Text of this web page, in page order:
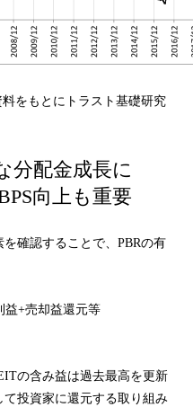
をもとにトラスト基礎研究
分配金成長に
向上も重要
確認することで、PBRの有
益+売却益還元等
の含み益は過去最高を更新
投資家に還元する取り組み